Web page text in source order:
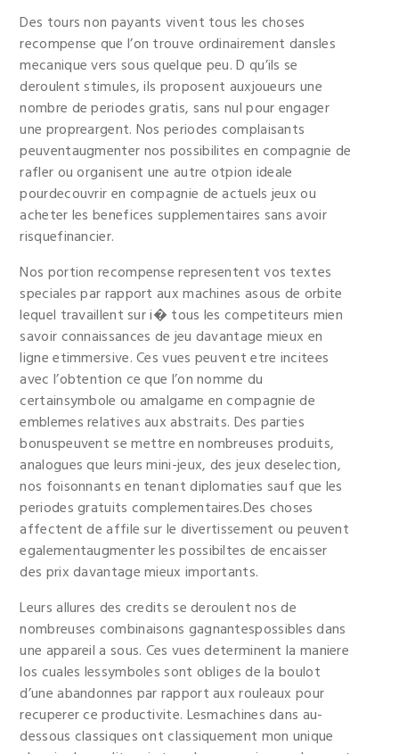
Des tours non payants vivent tous les choses
recompense que l’on trouve ordinairement dansles
mecanique vers sous quelque peu. D qu’ils se
deroulent stimules, ils proposent auxjoueurs une
nombre de periodes gratis, sans nul pour engager
une propreargent. Nos periodes complaisants
peuventaugmenter nos possibilites en compagnie de
rafler ou organisent une autre otpion ideale
pourdecouvrir en compagnie de actuels jeux ou
acheter les benefices supplementaires sans avoir
risquefinancier.
Nos portion recompense representent vos textes
speciales par rapport aux machines asous de orbite
lequel travaillent sur i� tous les competiteurs mien
savoir connaissances de jeu davantage mieux en
ligne etimmersive. Ces vues peuvent etre incitees
avec l’obtention ce que l’on nomme du
certainsymbole ou amalgame en compagnie de
emblemes relatives aux abstraits. Des parties
bonuspeuvent se mettre en nombreuses produits,
analogues que leurs mini-jeux, des jeux deselection,
nos foisonnants en tenant diplomaties sauf que les
periodes gratuits complementaires.Des choses
affectent de affile sur le divertissement ou peuvent
egalementaugmenter les possibiltes de encaisser
des prix davantage mieux importants.
Leurs allures des credits se deroulent nos de
nombreuses combinaisons gagnantespossibles dans
une appareil a sous. Ces vues determinent la maniere
los cuales lessymboles sont obliges de la boulot
d’une abandonnes par rapport aux rouleaux pour
recuperer ce productivite. Lesmachines dans au-
dessous classiques ont classiquement mon unique